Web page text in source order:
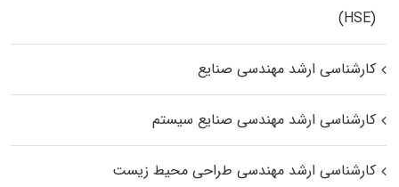
(HSE)
کارشناسی ارشد مهندسی صنایع
کارشناسی ارشد مهندسی صنایع سیستم
کارشناسی ارشد مهندسی طراحی محیط زیست